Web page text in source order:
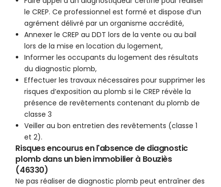
le CREP. Ce professionnel est formé et dispose d’un
agrément délivré par un organisme accrédité,
Annexer le CREP au DDT lors de la vente ou au bail
lors de la mise en location du logement,
Informer les occupants du logement des résultats
du diagnostic plomb,
Effectuer les travaux nécessaires pour supprimer les
risques d’exposition au plomb si le CREP révèle la
présence de revêtements contenant du plomb de
classe 3
Veiller au bon entretien des revêtements (classe 1
et 2).
Risques encourus en l'absence de diagnostic
plomb dans un bien immobilier à Bouziès
(46330)
Ne pas réaliser de diagnostic plomb peut entraîner des